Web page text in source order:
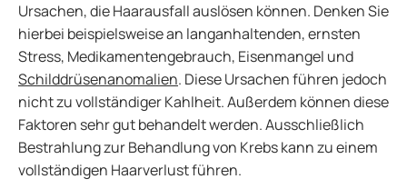
Ursachen, die Haarausfall auslösen können. Denken Sie
hierbei beispielsweise an langanhaltenden, ernsten
Stress, Medikamentengebrauch, Eisenmangel und
Schilddrüsenanomalien. Diese Ursachen führen jedoch
nicht zu vollständiger Kahlheit. Außerdem können diese
Faktoren sehr gut behandelt werden. Ausschließlich
Bestrahlung zur Behandlung von Krebs kann zu einem
vollständigen Haarverlust führen.